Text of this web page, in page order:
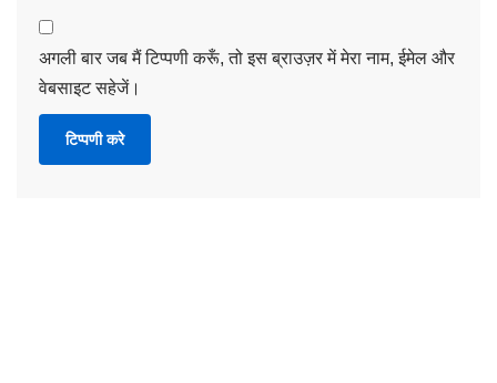
अगली बार जब मैं टिप्पणी करूँ, तो इस ब्राउज़र में मेरा नाम, ईमेल और
वेबसाइट सहेजें।